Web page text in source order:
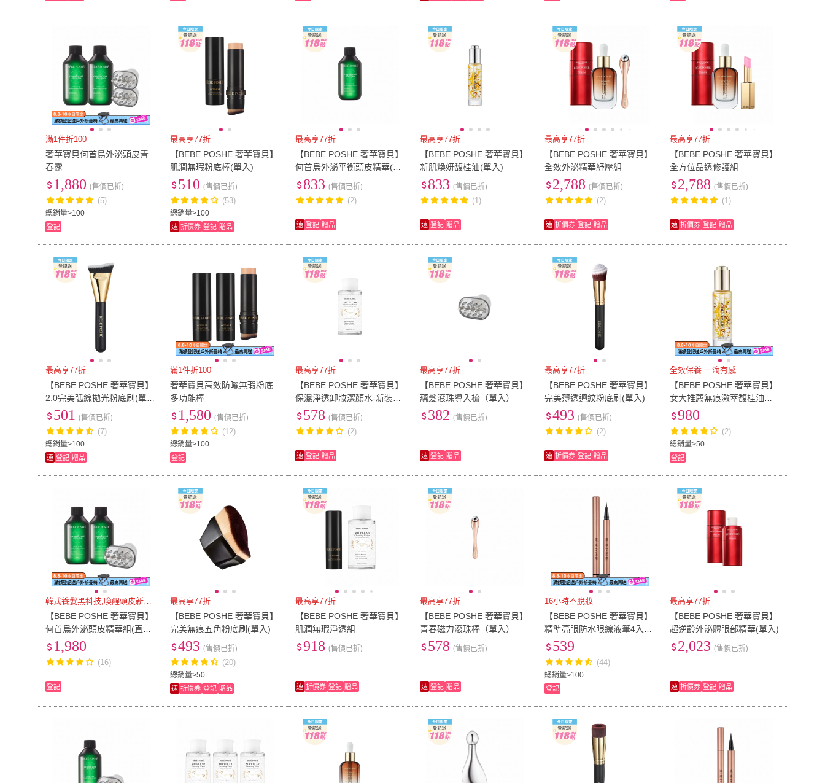
滿1件折100
奢華寶貝何首烏外泌頭皮青
春露
總銷量>100
1,880 (售價已折)
(5)
登記
最高享77折
【BEBE POSHE 奢華寶貝】
肌潤無瑕粉底棒(單入)
總銷量>100
510 (售價已折)
(53)
速 折價券 登記 贈品
最高享77折
【BEBE POSHE 奢華寶貝】
何首烏外泌平衡頭皮精華(單
入)833 (售價已折)
(2)
速 登記 贈品
最高享77折
【BEBE POSHE 奢華寶貝】
新肌煥妍馥桂油(單入)
833 (售價已折)
(1)
速 登記 贈品
最高享77折
【BEBE POSHE 奢華寶貝】
全效外泌精華紓壓組
2,788 (售價已折)
(2)
速 折價券 登記 贈品
最高享77折
【BEBE POSHE 奢華寶貝】
全方位晶透修護組
2,788 (售價已折)
(1)
速 折價券 登記 贈品
最高享77折
【BEBE POSHE 奢華寶貝】
2.0完美弧線拋光粉底刷(單
入)
總銷量>100
501 (售價已折)
(7)
速 登記 贈品
滿1件折100
奢華寶貝高效防曬無瑕粉底
多功能棒
總銷量>100
1,580 (售價已折)
(12)
登記
最高享77折
【BEBE POSHE 奢華寶貝】
保濕淨透卸妝潔顏水-新裝版
(單入)
578 (售價已折)
(2)
速 登記 贈品
最高享77折
【BEBE POSHE 奢華寶貝】
蘊髮滾珠導入梳（單入）
382 (售價已折)
速 登記 贈品
最高享77折
【BEBE POSHE 奢華寶貝】
完美薄透迴紋粉底刷(單入)
493 (售價已折)
(2)
速 折價券 登記 贈品
全效保養 一滴有感
【BEBE POSHE 奢華寶貝】
女大推薦無痕激萃馥桂油露
(1入)(直播限定)
總銷量>50
980
(2)
登記
韓式養髮黑科技,喚醒頭皮新活力
【BEBE POSHE 奢華寶貝】
何首烏外泌頭皮精華組(直播
限定)
1,980
(16)
登記
最高享77折
【BEBE POSHE 奢華寶貝】
完美無痕五角粉底刷(單入)
總銷量>50
493 (售價已折)
(20)
速 折價券 登記 贈品
最高享77折
【BEBE POSHE 奢華寶貝】
肌潤無瑕淨透組
918 (售價已折)
速 折價券 登記 贈品
最高享77折
【BEBE POSHE 奢華寶貝】
青春磁力滾珠棒（單入）
578 (售價已折)
速 登記 贈品
16小時不脫妝
【BEBE POSHE 奢華寶貝】
精準亮眼防水眼線液筆4入組
(直播限定)
總銷量>100
539
(44)
登記
最高享77折
【BEBE POSHE 奢華寶貝】
超逆齡外泌體眼部精華(單入)
2,023 (售價已折)
速 折價券 登記 贈品